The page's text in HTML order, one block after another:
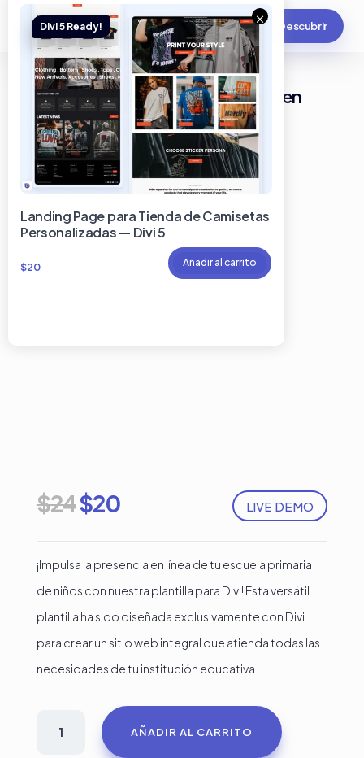
Descubrir
Plantilla para escuela primaria en
Divi
LIVE DEMO
$24El
original
era:
$24.
$20El
actual
es:
$20.
¡Impulsa la presencia en línea de tu escuela primaria
de niños con nuestra plantilla para Divi! Esta versátil
plantilla ha sido diseñada exclusivamente con Divi
para crear un sitio web integral que atienda todas las
necesidades de tu institución educativa.
AÑADIR AL CARRITO
×
Landing Page para Tienda de Camisetas
Personalizadas — Divi 5
$20 Añadir al carrito